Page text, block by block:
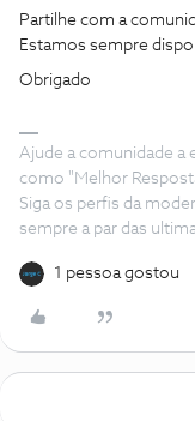
Partilhe com a
Estamos sempre
Obrigado
Ajude a comunidade a
como "Melhor
Siga os perfis da
sempre a par das
1 pessoa gostou